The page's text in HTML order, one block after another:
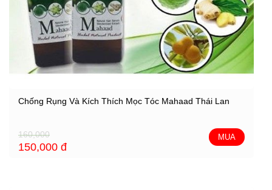
Chống Rụng Và Kích Thích Mọc Tóc Mahaad Thái Lan
160,000
150,000 đ
MUA